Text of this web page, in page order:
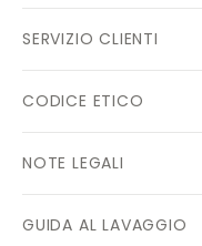
SERVIZIO CLIENTI
CODICE ETICO
NOTE LEGALI
GUIDA AL LAVAGGIO